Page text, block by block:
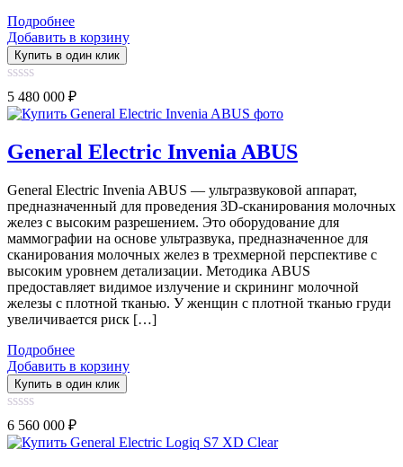
Подробнее
Добавить в корзину
Купить в один клик
0
out
of
5 480 000 ₽
General Electric Invenia ABUS
General Electric Invenia ABUS — ультразвуковой аппарат,
предназначенный для проведения 3D-сканирования молочных
желез с высоким разрешением. Это оборудование для
маммографии на основе ультразвука, предназначенное для
сканирования молочных желез в трехмерной перспективе с
высоким уровнем детализации. Методика ABUS
предоставляет видимое излучение и скрининг молочной
железы с плотной тканью. У женщин с плотной тканью груди
увеличивается риск […]
Подробнее
Добавить в корзину
Купить в один клик
0
out
of
6 560 000 ₽